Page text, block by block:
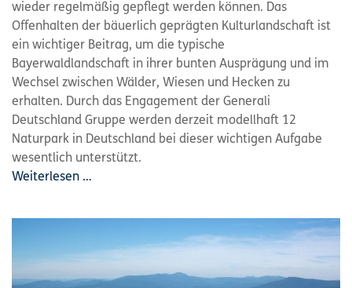
wieder regelmäßig gepflegt werden können. Das
Offenhalten der bäuerlich geprägten Kulturlandschaft ist
ein wichtiger Beitrag, um die typische
Bayerwaldlandschaft in ihrer bunten Ausprägung und im
Wechsel zwischen Wälder, Wiesen und Hecken zu
erhalten. Durch das Engagement der Generali
Deutschland Gruppe werden derzeit modellhaft 12
Naturpark in Deutschland bei dieser wichtigen Aufgabe
wesentlich unterstützt.
Weiterlesen …